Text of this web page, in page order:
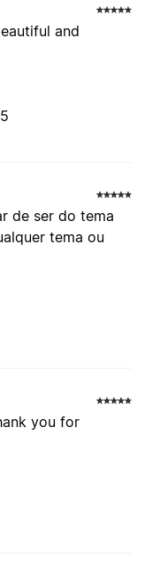
and
de ser do tema
tema ou
you for